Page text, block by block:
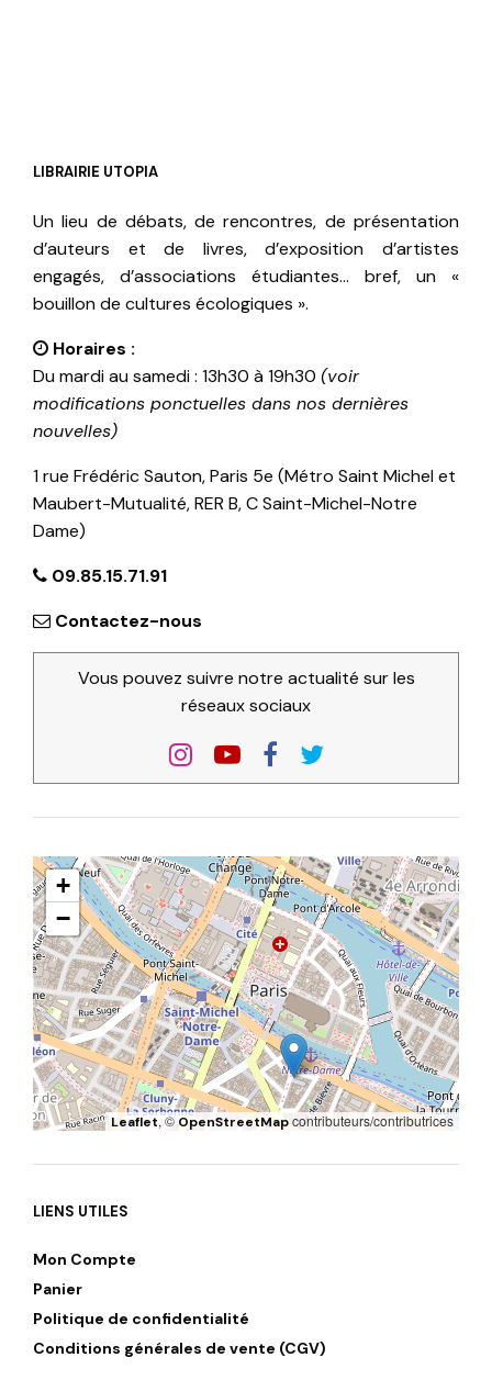
LIBRAIRIE UTOPIA
Un lieu de débats, de rencontres, de présentation
d’auteurs et de livres, d’exposition d’artistes
engagés, d’associations étudiantes… bref, un «
bouillon de cultures écologiques ».
Horaires :
Du mardi au samedi : 13h30 à 19h30 (voir
modifications ponctuelles dans nos dernières
nouvelles)
1 rue Frédéric Sauton, Paris 5e (Métro Saint Michel et
Maubert-Mutualité, RER B, C Saint-Michel-Notre
Dame)
09.85.15.71.91
Contactez-nous
Vous pouvez suivre notre actualité sur les
réseaux sociaux
+
−
Leaflet, ©OpenStreetMapcontributeurs/contributrices
LIENS UTILES
Mon Compte
Panier
Politique de confidentialité
Conditions générales de vente (CGV)